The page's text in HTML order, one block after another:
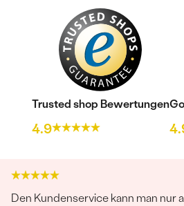
Trusted shop Bewertungen
4.9
Den Kundenservice kann man nur